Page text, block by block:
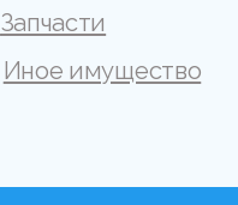
Запчасти
Иное имущество